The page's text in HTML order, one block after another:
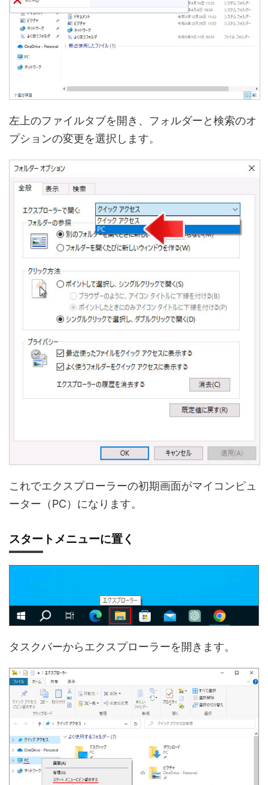
左上のファイルタブを開き、フォルダーと検索のオ
プションの変更を選択します。
これでエクスプローラーの初期画面がマイコンピュ
ーター（PC）になります。
スタートメニューに置く
タスクバーからエクスプローラーを開きます。